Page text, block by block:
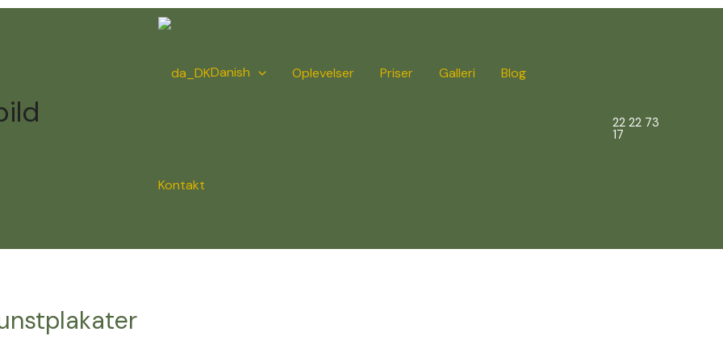
Danish Oplevelser Priser Galleri Blog
Kontakt
22 22 73
17